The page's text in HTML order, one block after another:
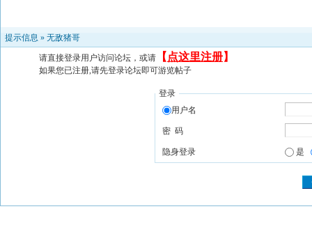
提示信息 » 无敌猪哥
请直接登录用户访问论坛，或请 【 点这里注册】
如果您已注册,请先登录论坛即可游览帖子
登录
用户名
密 码
隐身登录 是